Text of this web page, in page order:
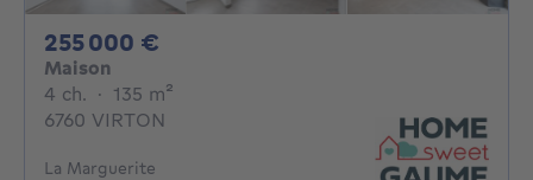
255 000 €
Maison
4 ch. 4 chambres
· 135 m²
6760 VIRTON
La Marguerite